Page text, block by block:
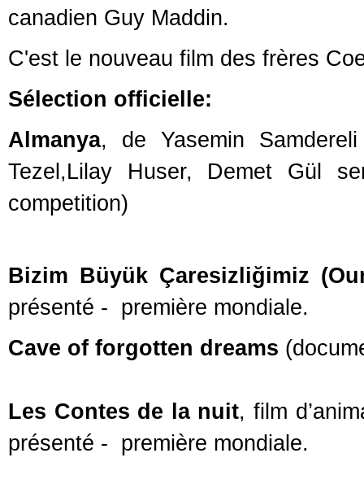
canadien Guy Maddin.
C'est le nouveau film des frères
Sélection officielle:
Almanya, de Yasemin
Tezel,Lilay Huser, Demet Gül
competition)
Bizim Büyük Çaresizliğimiz
présenté - première mondiale.
Cave of forgotten dreams
Les Contes de la nuit, film
présenté - première mondiale.